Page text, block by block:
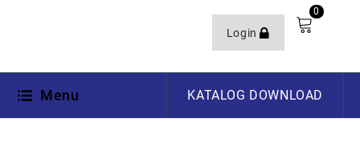
Login
0
Menu KATALOG DOWNLOAD